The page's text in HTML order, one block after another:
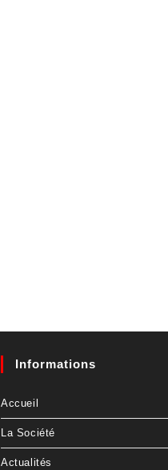
Informations
Accueil
La Société
Actualités